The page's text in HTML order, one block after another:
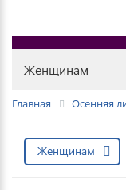
Женщинам
Главная Осенняя
Женщинам